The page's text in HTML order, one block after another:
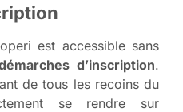
est accessible sans
d’inscription.
de tous les recoins du
se rendre sur